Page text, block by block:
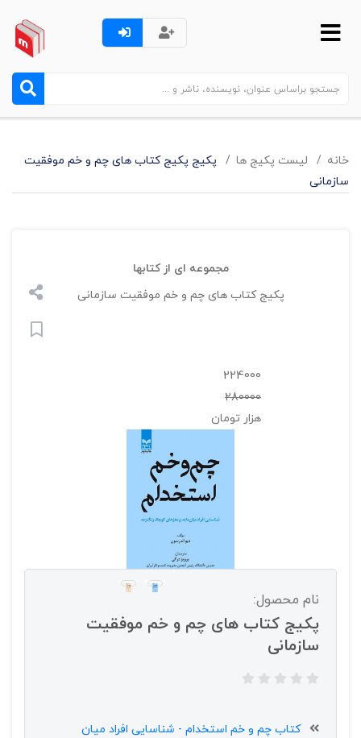
خانه لیست پکیج ها
پکیج پکیج کتاب های چم و خم موفقیت
سازمانی
مجموعه ای از کتابها
پکیج کتاب های چم و خم موفقیت سازمانی
224000
280000
هزار تومان
نام محصول:
پکیج کتاب های چم و خم موفقیت
سازمانی
کتاب چم و خم استخدام - شناسایی افراد میان